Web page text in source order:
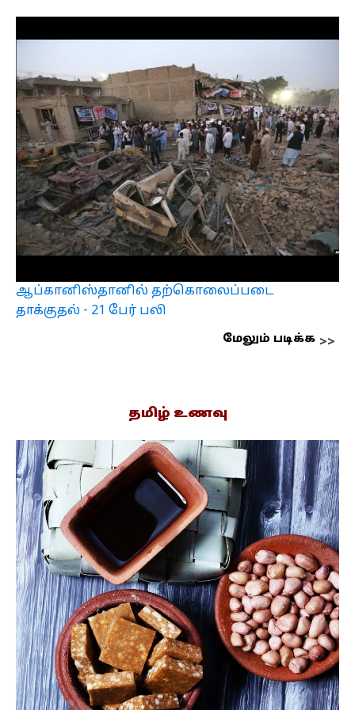
ஆப்கானிஸ்தானில் தற்கொலைப்படை
தாக்குதல் - 21 பேர் பலி
மேலும் படிக்க
தமிழ் உணவு